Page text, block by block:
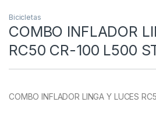
Bicicletas
COMBO INFLADOR
RC50 CR-100 L500
COMBO INFLADOR LINGA Y LUCES